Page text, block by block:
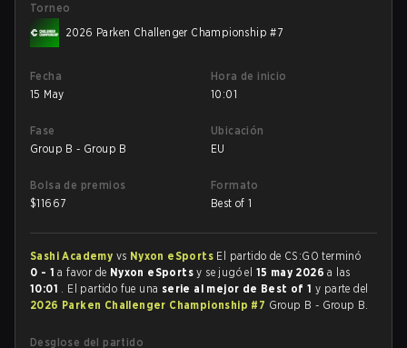
Torneo
2026 Parken Challenger Championship #7
Fecha
15 May
Hora de inicio
10:01
Fase
Group B - Group B
Ubicación
EU
Bolsa de premios
$11667
Formato
Best of 1
Sashi Academy vs Nyxon eSports El partido de CS:GO terminó
0 - 1 a favor de Nyxon eSportsy se jugó el 15 may 2026a las
10:01 . El partido fue una serie al mejor de Best of 1y parte del
2026 Parken Challenger Championship #7 Group B - Group B.
Desglose del partido